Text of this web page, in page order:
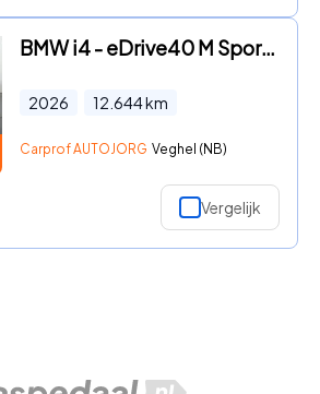
BMW i4 - eDrive40 M Sport Edition 84 kWh Leder | Comfort Pack | 19" |
2026 12.644km
Carprof AUTOJORG Veghel (NB)
Vergelijk